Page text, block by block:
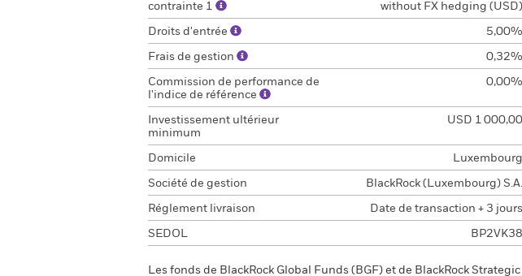
contrainte 1
without FX hedging (USD)
Droits d'entrée 5,00%
Frais de gestion 0,32%
Commission de performance de
l'indice de référence
0,00%
Investissement ultérieur
minimum
USD 1 000,00
Domicile Luxembourg
Société de gestion BlackRock (Luxembourg) S.A.
Réglement livraison Date de transaction + 3 jours
SEDOL BP2VK38
Les fonds de BlackRock Global Funds (BGF) et de BlackRock